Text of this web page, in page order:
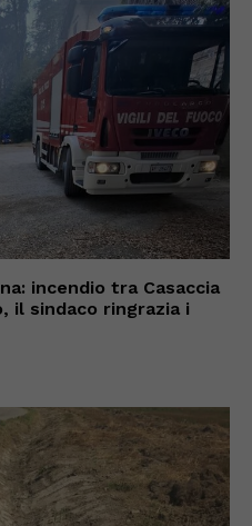
incendio tra Casaccia
il sindaco ringrazia i